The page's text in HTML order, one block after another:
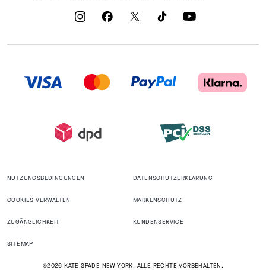
NUTZUNGSBEDINGUNGEN DATENSCHUTZERKLÄRUNG
COOKIES VERWALTEN MARKENSCHUTZ
ZUGÄNGLICHKEIT KUNDENSERVICE
SITEMAP
©2026 KATE SPADE NEW YORK. ALLE RECHTE VORBEHALTEN.